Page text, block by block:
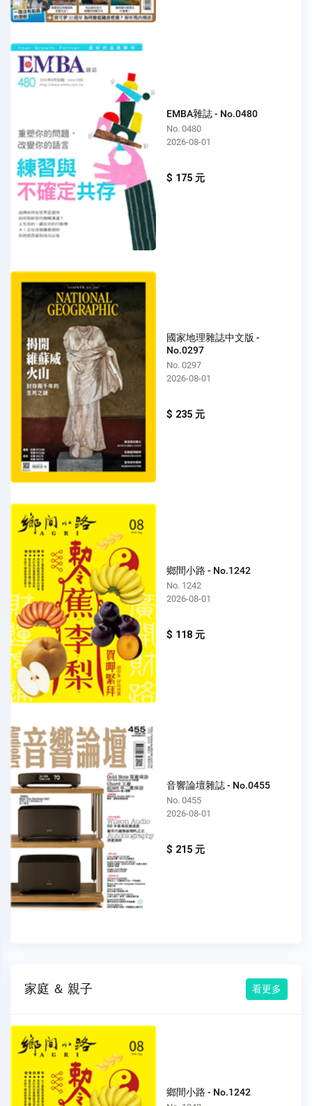
EMBA雜誌 - No.0480
No. 0480
2026-08-01
$ 175 元
國家地理雜誌中文版 -
No.0297
No. 0297
2026-08-01
$ 235 元
鄉間小路 - No.1242
No. 1242
2026-08-01
$ 118 元
音響論壇雜誌 - No.0455
No. 0455
2026-08-01
$ 215 元
家庭 ＆ 親子 看更多
鄉間小路 - No.1242